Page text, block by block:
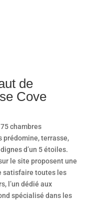
de
Cove
chambres
prédomine, terrasse,
d’un 5 étoiles.
le site proposent une
satisfaire toutes les
l’un dédié aux
spécialisé dans les